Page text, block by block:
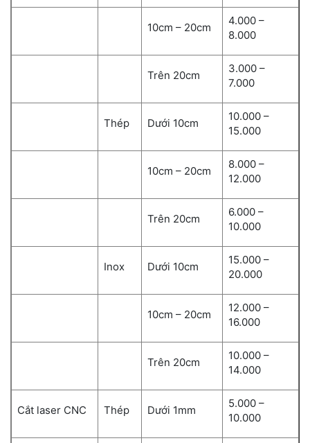
10cm – 20cm
4.000 –
8.000
Trên 20cm
3.000 –
7.000
Thép Dưới 10cm
10.000 –
15.000
10cm – 20cm
8.000 –
12.000
Trên 20cm
6.000 –
10.000
Inox Dưới 10cm
15.000 –
20.000
10cm – 20cm
12.000 –
16.000
Trên 20cm
10.000 –
14.000
Cắt laser CNC Thép Dưới 1mm
5.000 –
10.000